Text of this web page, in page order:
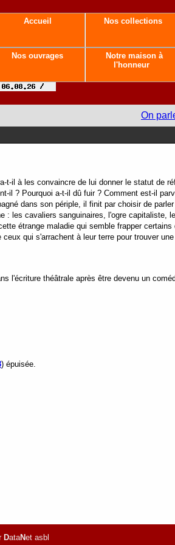
Accueil Nos collections
Nos ouvrages
Notre maison à
l'honneur
On
t-il à les convaincre de lui donner le statut de
il ? Pourquoi a-t-il dû fuir ? Comment est-il
dans son périple, il finit par choisir de
les cavaliers sanguinaires, l'ogre capitaliste,
étrange maladie qui semble frapper
qui s'arrachent à leur terre pour trouver
l'écriture théâtrale après être devenu un
) épuisée.
DataNet asbl